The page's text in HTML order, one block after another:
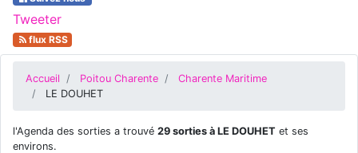
Tweeter
flux RSS
Accueil Poitou Charente
Charente Maritime
LE DOUHET
l'Agenda des sorties a trouvé 29 sorties à LE DOUHET et ses
environs.